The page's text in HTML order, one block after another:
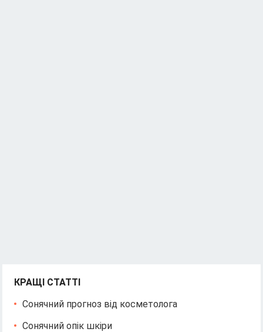
КРАЩІ СТАТТІ
Сонячний прогноз від косметолога
Сонячний опік шкіри